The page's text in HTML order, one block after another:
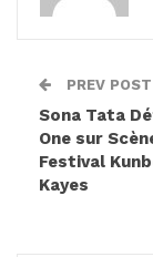
PREV POST
Sona Tata
One sur
Festival
Kayes